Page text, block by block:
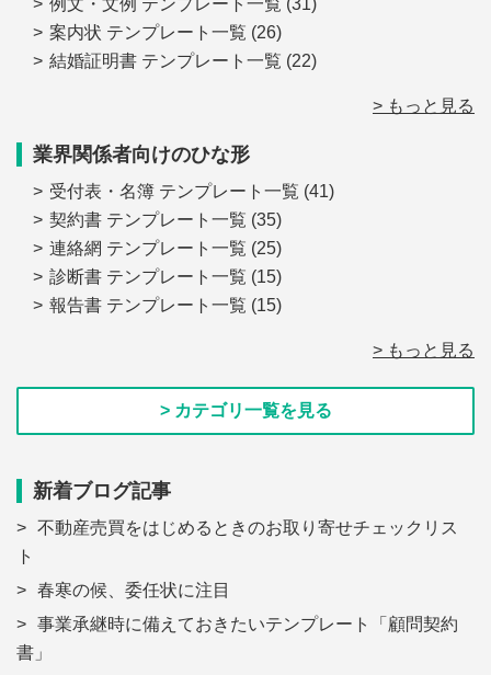
例文・文例 テンプレート一覧 (31)
案内状 テンプレート一覧 (26)
結婚証明書 テンプレート一覧 (22)
> もっと見る
業界関係者向けのひな形
受付表・名簿 テンプレート一覧 (41)
契約書 テンプレート一覧 (35)
連絡網 テンプレート一覧 (25)
診断書 テンプレート一覧 (15)
報告書 テンプレート一覧 (15)
> もっと見る
> カテゴリ一覧を見る
新着ブログ記事
不動産売買をはじめるときのお取り寄せチェックリス
ト
春寒の候、委任状に注目
事業承継時に備えておきたいテンプレート「顧問契約
書」